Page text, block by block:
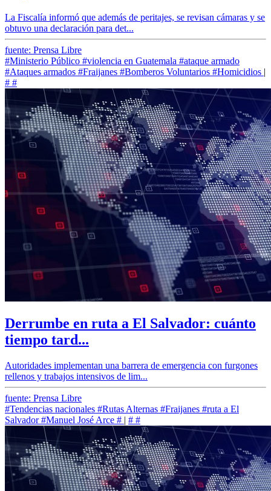
La Fiscalía informó que además de peritajes, se revisan cámaras y se
obtuvo una declaración para det...
fuente: Prensa Libre
#Ministerio Público #violencia en Guatemala #ataque armado
#Ataques armados #Fraijanes #Bomberos Voluntarios #Homicidios |
# #
Derrumbe en ruta a El Salvador: cuánto
tiempo tard...
Autoridades implementan una barrera de emergencia con furgones
rellenos y trabajos intensivos de lim...
fuente: Prensa Libre
#Tendencias nacionales #Rutas Alternas #Fraijanes #ruta a El
Salvador #Manuel José Arce # | # #